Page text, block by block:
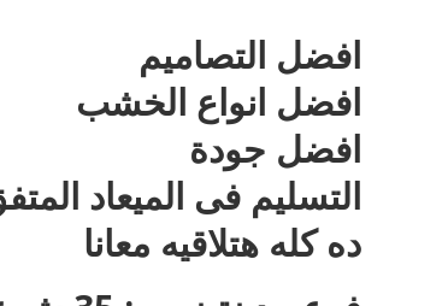
افضل التصاميم
افضل انواع الخشب
افضل جودة
التسليم فى الميعاد
ده كله هتلاقيه معانا